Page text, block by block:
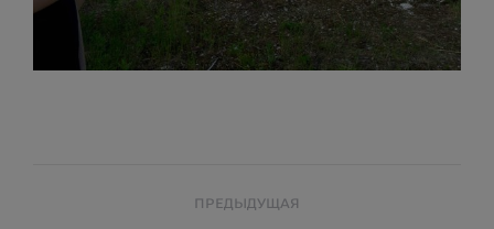
ПРЕДЫДУЩАЯ